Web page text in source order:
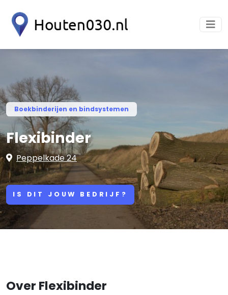
Boekbinderijen en bindsystemen
Flexibinder
Peppelkade 24
IS DIT JOUW BEDRIJF?
Over Flexibinder